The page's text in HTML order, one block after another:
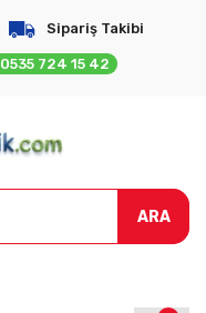
Sipariş Takibi
0535 724 15 42
ARA